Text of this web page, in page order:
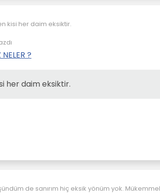
kisi her daim eksiktir.
?
her daim eksiktir.
de sanırım hiç eksik yönüm yok.